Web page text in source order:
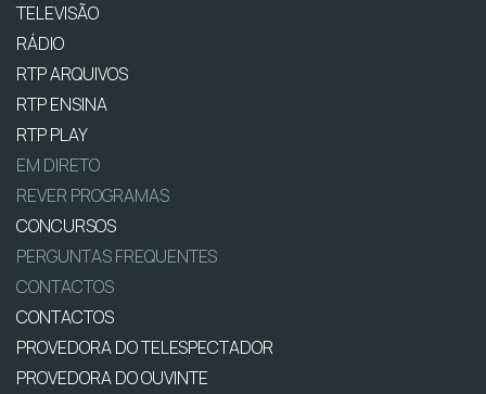
TELEVISÃO
RÁDIO
RTP ARQUIVOS
RTP ENSINA
RTP PLAY
EM DIRETO
REVER PROGRAMAS
CONCURSOS
PERGUNTAS FREQUENTES
CONTACTOS
CONTACTOS
PROVEDORA DO TELESPECTADOR
PROVEDORA DO OUVINTE